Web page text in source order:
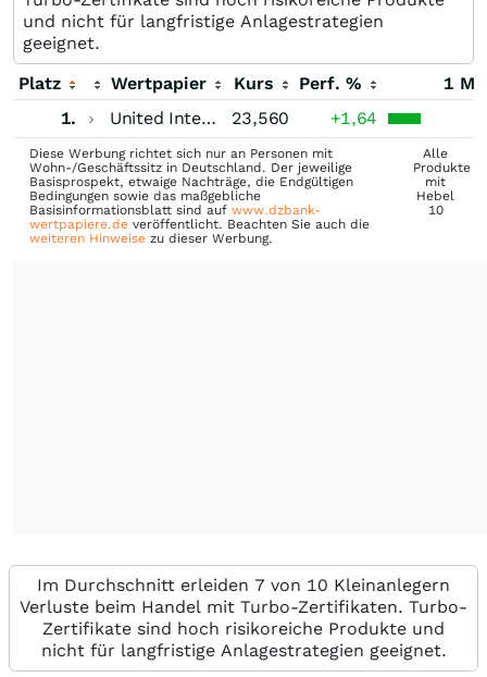
und nicht für langfristige Anlagestrategien
geeignet.
Platz
Wertpapier Kurs Perf. %
1
1.
United Internet 23,560 +1,64
Diese Werbung richtet sich nur an Personen mit
Wohn-/Geschäftssitz in Deutschland. Der jeweilige
Basisprospekt, etwaige Nachträge, die Endgültigen
Bedingungen sowie das maßgebliche
Basisinformationsblatt sind auf www.dzbank-
wertpapiere.de veröffentlicht. Beachten Sie auch die
weiteren Hinweise zu dieser Werbung.
Alle
Produkte
mit
Hebel
10
Im Durchschnitt erleiden 7 von 10 Kleinanlegern
Verluste beim Handel mit Turbo-Zertifikaten. Turbo-
Zertifikate sind hoch risikoreiche Produkte und
nicht für langfristige Anlagestrategien geeignet.